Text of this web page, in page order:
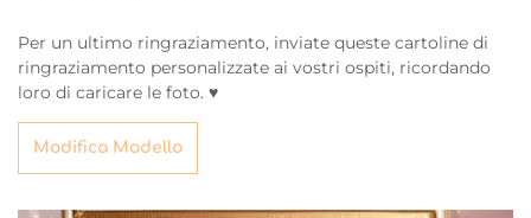
Per un ultimo ringraziamento, inviate queste cartoline di
ringraziamento personalizzate ai vostri ospiti, ricordando
loro di caricare le foto. ♥
Modifica Modello